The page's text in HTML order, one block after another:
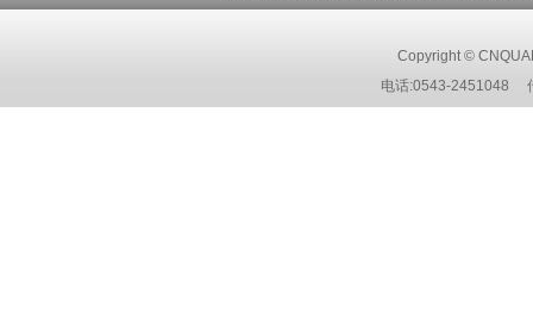
Copyright ©
电话:0543-2451048